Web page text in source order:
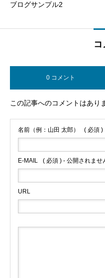
ブログサンプル2
コ
0 コメント
この記事へのコメントはあり
名前（例：山田 太郎） ( 必須 )
E-MAIL ( 必須 ) - 公開されませ
URL